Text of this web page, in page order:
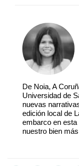
De Noia, A
Universidad de
nuevas
edición local de
embarco en
nuestro bien